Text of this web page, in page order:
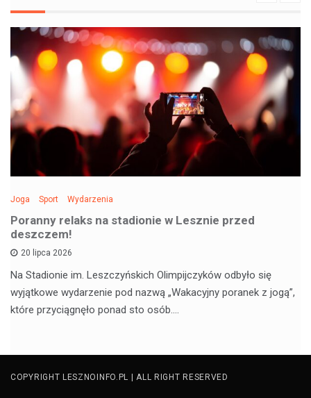
Joga Sport Wydarzenia
Poranny relaks na stadionie w Lesznie przed
deszczem!
20 lipca 2026
Na Stadionie im. Leszczyńskich Olimpijczyków odbyło się
wyjątkowe wydarzenie pod nazwą „Wakacyjny poranek z jogą”,
które przyciągnęło ponad sto osób.…
COPYRIGHT LESZNOINFO.PL | ALL RIGHT RESERVED